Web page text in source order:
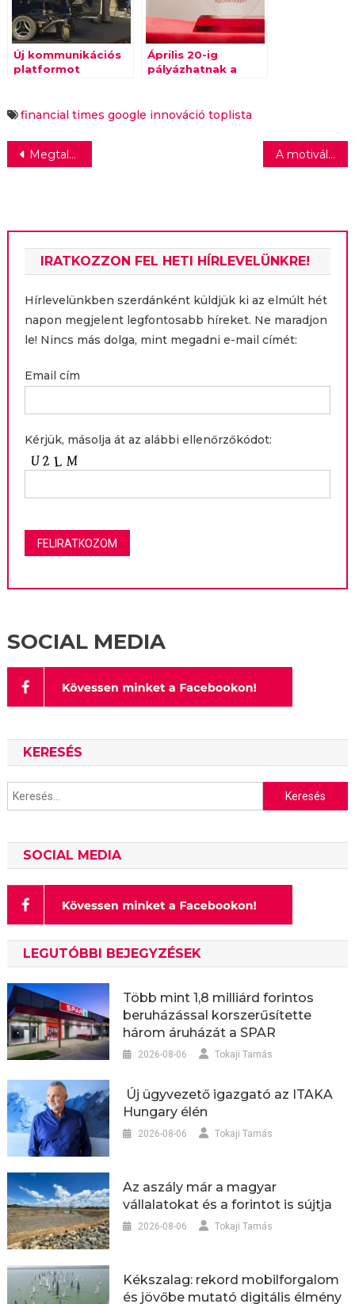
Új kommunikációs
platformot
számára
Április 20-ig
pályázhatnak a
Digitális Díjra
financial times google innováció toplista
Bejegyzés
Megtalálni a harmóniát A motivált munkavállaló az eredményességhez is hozzájárul
IRATKOZZON FEL HETI HÍRLEVELÜNKRE!
Hírlevelünkben szerdánként küldjük ki az elmúlt hét
napon megjelent legfontosabb híreket. Ne maradjon
le! Nincs más dolga, mint megadni e-mail címét:
Email cím
Kérjük, másolja át az alábbi ellenőrzőkódot:
SOCIAL MEDIA
KERESÉS
Keresés:
SOCIAL MEDIA
LEGUTÓBBI BEJEGYZÉSEK
Több mint 1,8 milliárd forintos
beruházással korszerűsítette
három áruházát a SPAR
2026-08-06 Tokaji Tamás
Új ügyvezető igazgató az ITAKA
Hungary élén
2026-08-06 Tokaji Tamás
Az aszály már a magyar
vállalatokat és a forintot is sújtja
2026-08-06 Tokaji Tamás
Kékszalag: rekord mobilforgalom
és jövőbe mutató digitális élmény